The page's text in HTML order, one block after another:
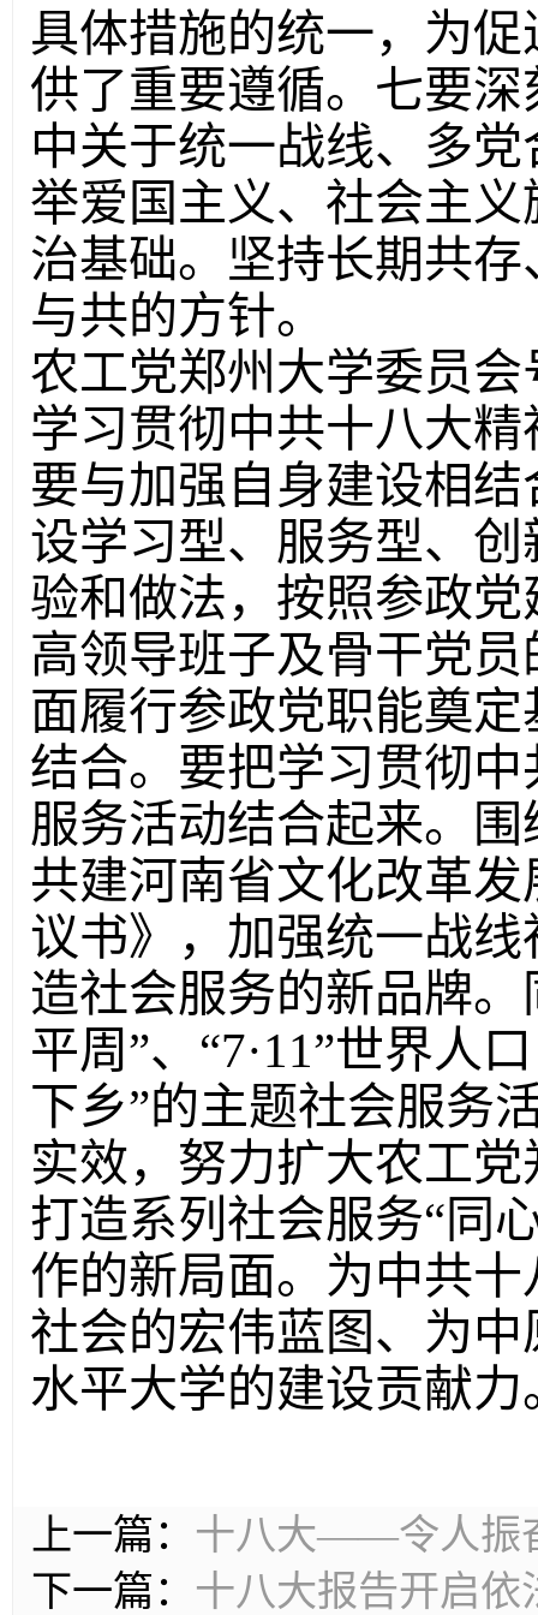
具体措施的统一，为
供了重要遵循。七要
中关于统一战线、多
举爱国主义、社会主
治基础。坚持长期共
与共的方针。
农工党郑州大学委员
学习贯彻中共十八大
要与加强自身建设相
设学习型、服务型、
验和做法，按照参政
高领导班子及骨干党
面履行参政党职能奠
结合。要把学习贯彻
服务活动结合起来。
共建河南省文化改革
议书》，加强统一战
造社会服务的新品牌
平周”、“7·11”世界人
下乡”的主题社会服务
实效，努力扩大农工
打造系列社会服务“同
作的新局面。为中共
社会的宏伟蓝图、为
水平大学的建设贡
上一篇： 十八大——令人振
下一篇： 十八大报告开启依